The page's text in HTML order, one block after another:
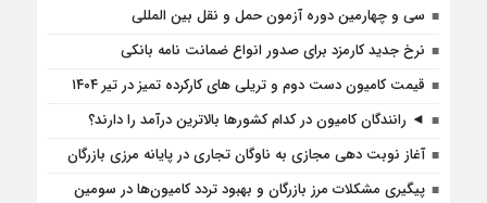
سی و چهارمین دوره آزمون حمل و نقل بین المللی
نرخ جدید کارمزد برای صدور انواع ضمانت نامه بانکی
قیمت کامیون دست دوم و تریلی‌ های کارکرده تمیز در تیر ۱۴۰۴
◄ رانندگان کامیون در کدام کشورها بالاترین درآمد را دارند؟
آغاز نوبت دهی مجازی به ناوگان تجاری در پایانه مرزی بازرگان
پیگیری مشکلات مرز بازرگان و بهبود تردد کامیون‌ها در سومین